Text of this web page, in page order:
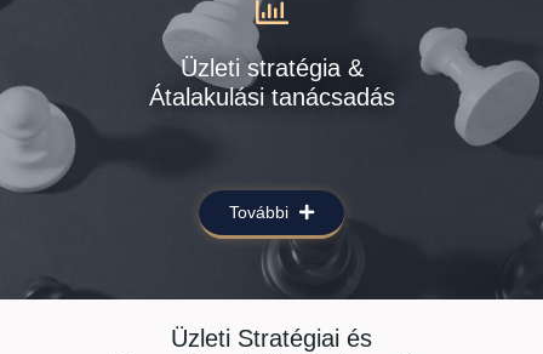
Üzleti stratégia &
Átalakulási tanácsadás
További
Üzleti Stratégiai és